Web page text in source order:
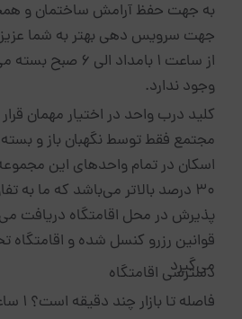
به جهت حفظ آرامش ساختمان و
جهت سرویس دهی بهتر به شما
از ساعت ۱ بامداد
وجود ندارد.
کلید درب واحد در اختیار مهمان
مجتمع فقط توسط نگهبان باز و
اسکان در تمام واحدهای این مجموعه
۳۰ درصد بالاتر می‌باشد که ما به
پذیرش در محل اقامتگاه دریافت
قوانین رزرو کنسل شده و اقامتگاه
می‌گیرد
دسترسی اقامتگاه
فاصله تا بازار چند دقیقه است؟ 1 ساعت